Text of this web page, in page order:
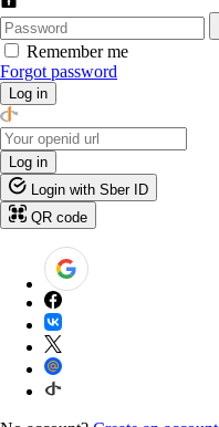
Remember me
Forgot password
Log in
Log in
Login with Sber ID
QR code